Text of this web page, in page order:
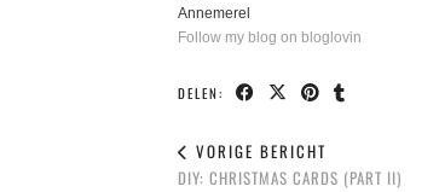
Annemerel
Follow my blog on bloglovin
DELEN:
VORIGE BERICHT
DIY: CHRISTMAS CARDS (PART II)